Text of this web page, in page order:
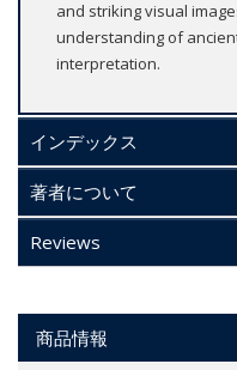
and striking visual
understanding of
interpretation.
インデックス
著者について
Reviews
商品情報